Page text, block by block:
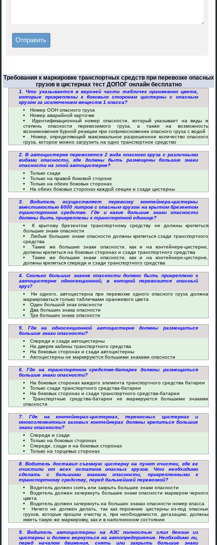
Требования к маркировке транспортных средств при перевозке опасных
грузов в цистернах тест ДОПОГ онлайн бесплатно
1. Что указывается в верхней части табличек оранжевого цвета,
которые прикреплены к боковым сторонам цистерны с опасным
грузом за исключением веществ 1 класса?
Номер ООН опасного груза
Номер аварийной карточки
Идентификационный номер опасности, который указывает на виды и
степень опасности перевозимого груза, а также на возможность
возникновения бурной реакции при соприкосновении опасного груза с водой
Номер, определяющий максимальное разрешенное количество опасного
груза, которое можно загрузить на одно транспортное средство
2. В автоцистерне перевозятся 2 вида опасного груза с различными
видами опасности, где должны быть размещены большие знаки
опасности на этой автоцистерне?
Только сзади
Только на правой боковой стороне
Только на обеих боковых сторонах
На обеих боковых сторонах каждой секции и сзади цистерны
3. Водитель осуществляет перевозку контейнера-цистерны
вместимостью 6000 литров с опасным грузом на крытом брезентом
транспортном средстве. Где и какие большие знаки опасности
должны быть прикреплены к транспортной единице?
К крытому брезентом транспортному средству не должны крепиться
большие знаки опасности
Любые большие знаки опасности должны крепиться сзади транспортного
средства
Такие же большие знаки опасности, как и на контейнере-цистерне,
должны крепиться на боковых сторонах и сзади транспортного средства
Такие же большие знаки опасности, как и на контейнере-цистерне,
должны крепиться спереди и сзади транспортного средства
4. Сколько больших знаков опасности должно быть прикреплено к
автоцистерне односекционной, в которой перевозится опасный
груз?
Ни одного, автоцистерна при перевозке одного опасного груза должна
маркироваться только табличками оранжевого цвета
Один большой знак опасности
Два больших знака опасности
Три больших знака опасности
5. Где на односекционной автоцистерне должны размещаться
большие знаки опасности?
Спереди и сзади автоцистерны
На дверях кабины транспортного средства
На боковых сторонах и сзади автоцистерны
Автоцистерны не маркируются большими знаками опасности
6. Где на транспортном средстве-батарее должны размещаться
большие знаки опасности?
На боковых сторонах каждого элемента транспортного средства батареи
Только сзади транспортного средства-батареи
На боковых сторонах и сзади транспортного средства-батареи
Транспортные средства-батареи не маркируются большими знаками
опасности
7. Где на контейнерах-цистернах, переносных цистернах и
многоэлементных газовых контейнерах должны крепиться большие
знаки опасности?
Спереди и сзади
Только на боковых сторонах
Спереди, сзади и на боковых сторонах
Только на торцевых сторонах
8. Водитель доставил съемную цистерну на пункт очистки, где ее
очистили от всех остатков опасных грузов. Что необходимо
сделать с большими знаками опасности, прикрепленными к
транспортному средству, перед дальнейшей перевозкой?
Водитель должен снять или закрыть большие знаки опасности
Водитель должен зачеркнуть большие знаки опасности маркером черного
цвета
Водитель должен зачеркнуть на больших знаках опасности номер класса
Ничего не должен делать, так как порожние цистерны из-под опасных
грузов, которые прошли очистку и, при необходимости, дегазацию, должны
иметь такую же маркировку, как и в наполненном состоянии
9. Водитель автоцистерны на АЗС полностью слил бензин из
цистерны и должен вернуться на автопредприятие. Необходимо ли,
перед началом движения, снять или закрыть большие знаки